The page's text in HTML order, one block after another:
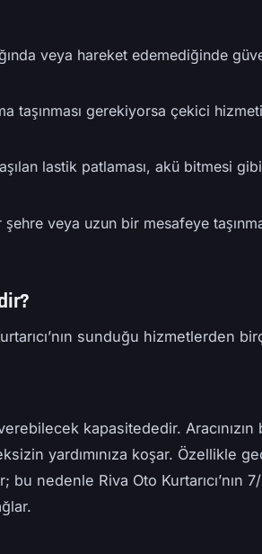
veya hareket edemediğinde
taşınması gerekiyorsa çekici
lastik patlaması, akü bitmesi gibi
şehre veya uzun bir mesafeye
sunduğu hizmetlerden
kapasitededir. Aracınızın
yardımınıza koşar. Özellikle
bu nedenle Riva Oto Kurtarıcı’nın